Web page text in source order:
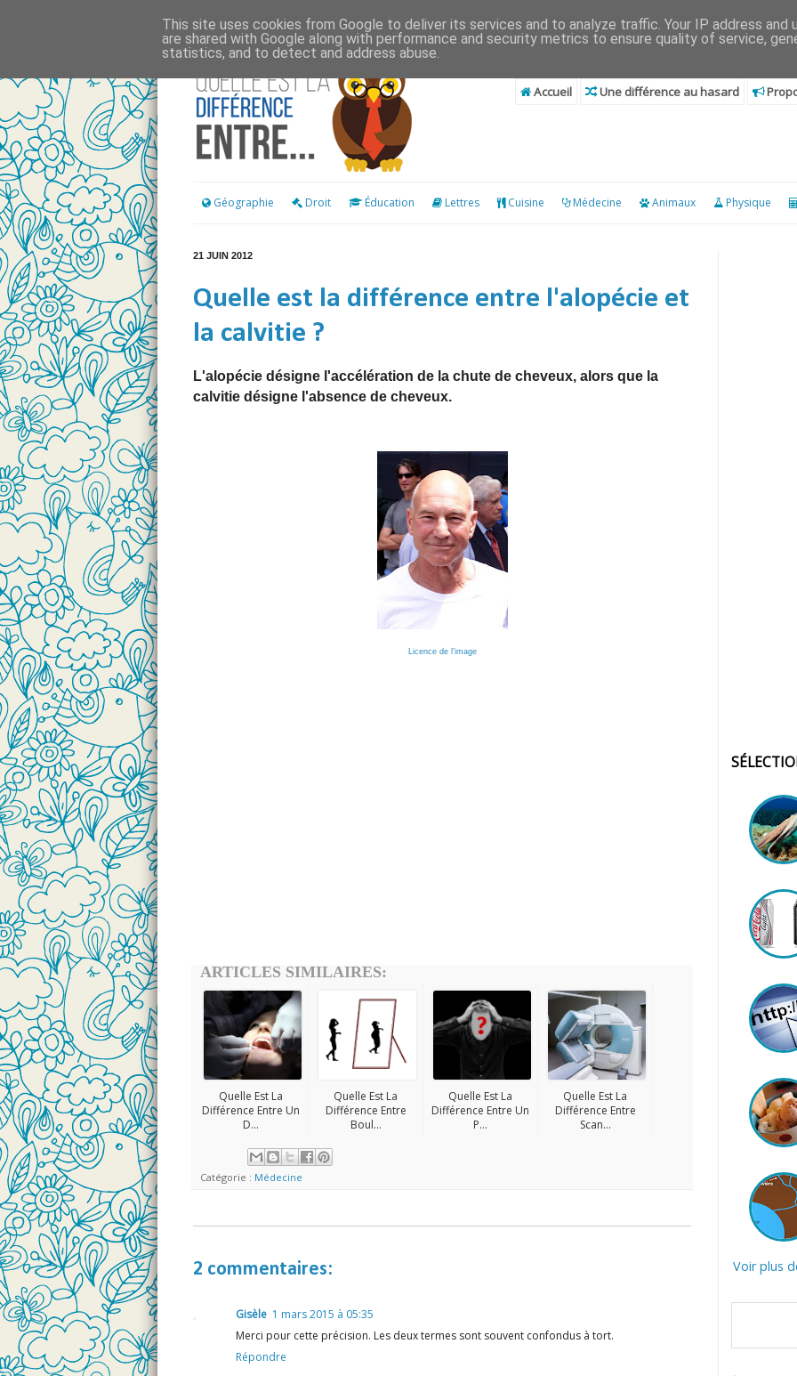
Accueil Une différence au hasard
Géographie Droit Éducation Lettres Cuisine Médecine Animaux Physique
21 JUIN 2012
Quelle est la différence entre l'alopécie et
la calvitie ?
L'alopécie désigne l'accélération de la chute de cheveux, alors que la
calvitie désigne l'absence de cheveux.
Licence de l'image
ARTICLES SIMILAIRES:
Quelle Est La
Différence Entre Un
D...
Quelle Est La
Différence Entre
Boul...
Quelle Est La
Différence Entre Un
P...
Quelle Est La
Différence Entre
Scan...
Catégorie : Médecine
2 commentaires:
Gisèle 1 mars 2015 à 05:35
Merci pour cette précision. Les deux termes sont souvent confondus à tort.
Répondre
Voir plus
This site uses cookies from Google to deliver its services and to analyze traffic. Your IP address and
are shared with Google along with performance and security metrics to ensure quality of service,
statistics, and to detect and address abuse.